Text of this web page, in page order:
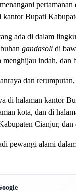
Bupati
ada di dalam
gandasolidi
indah, dan
dan
di halaman kantor
kota, dan di
Cianjur,
pewangi alami